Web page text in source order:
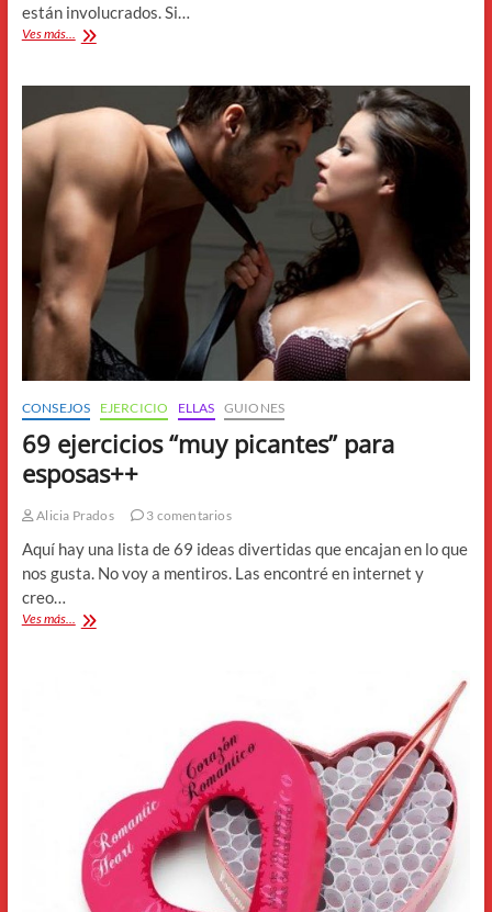
están involucrados. Si…
Ves más... Un
CONSEJOS EJERCICIO ELLAS GUIONES
69 ejercicios “muy picantes” para
esposas++
Alicia Prados 3 comentarios
Aquí hay una lista de 69 ideas divertidas que encajan en lo que
nos gusta. No voy a mentiros. Las encontré en internet y
creo…
Ves más... 69